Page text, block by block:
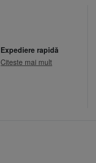
Expediere rapidă
Citeste mai mult